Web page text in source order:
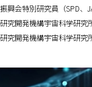
興会特別研究員（SPD、
究開発機構宇宙科学研究
究開発機構宇宙科学研究